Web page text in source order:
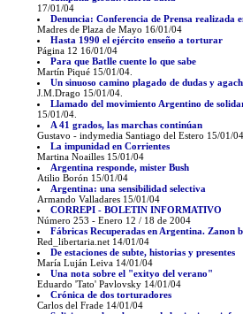
17/01/04
Denuncia: Conferencia de Prensa realizada
Madres de Plaza de Mayo 16/01/04
Hasta 1990 el ejército enseño a torturar
Página 12 16/01/04
Para que Batlle cuente lo que sabe
Martín Piqué 15/01/04.
Un sinuoso camino plagado de dudas y
J.M.Drago 15/01/04.
Llamado del movimiento Argentino de
15/01/04.
A 41 grados, las marchas continúan
Gustavo - indymedia Santiago del Estero 15/01/04
La impunidad en Corrientes
Martina Noailles 15/01/04
Argentina responde, mister Bush
Atilio Borón 15/01/04
Argentina: una sensibilidad selectiva
Armando Valladares 15/01/04
CORREPI - BOLETIN INFORMATIVO
Número 253 - Enero 12 / 18 de 2004
Fábricas Recuperadas en Argentina. Zanon
Red_libertaria.net 14/01/04
De estaciones de subte, historias y presentes
María Luján Leiva 14/01/04
Una nota sobre el "exityo del verano"
Eduardo 'Tato' Pavlovsky 14/01/04
Crónica de dos torturadores
Carlos del Frade 14/01/04